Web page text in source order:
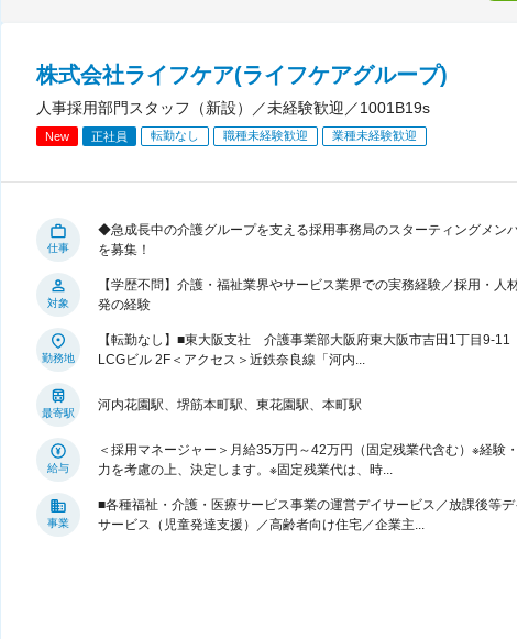
株式会社ライフケア(ライフケアグループ)
人事採用部門スタッフ（新設）／未経験歓迎／1001B19s
New 正社員 転勤なし 職種未経験歓迎 業種未経験歓迎
仕事
◆急成長中の介護グループを支える採用事務局のスターティングメン
を募集！
対象
【学歴不問】介護・福祉業界やサービス業界での実務経験／採用・人
発の経験
勤務地
【転勤なし】■東大阪支社 介護事業部大阪府東大阪市吉田1丁目9-11
LCGビル 2F＜アクセス＞近鉄奈良線「河内...
最寄駅
河内花園駅、堺筋本町駅、東花園駅、本町駅
給与
＜採用マネージャー＞月給35万円～42万円（固定残業代含む）※経験
力を考慮の上、決定します。※固定残業代は、時...
事業
■各種福祉・介護・医療サービス事業の運営デイサービス／放課後等デ
サービス（児童発達支援）／高齢者向け住宅／企業主...